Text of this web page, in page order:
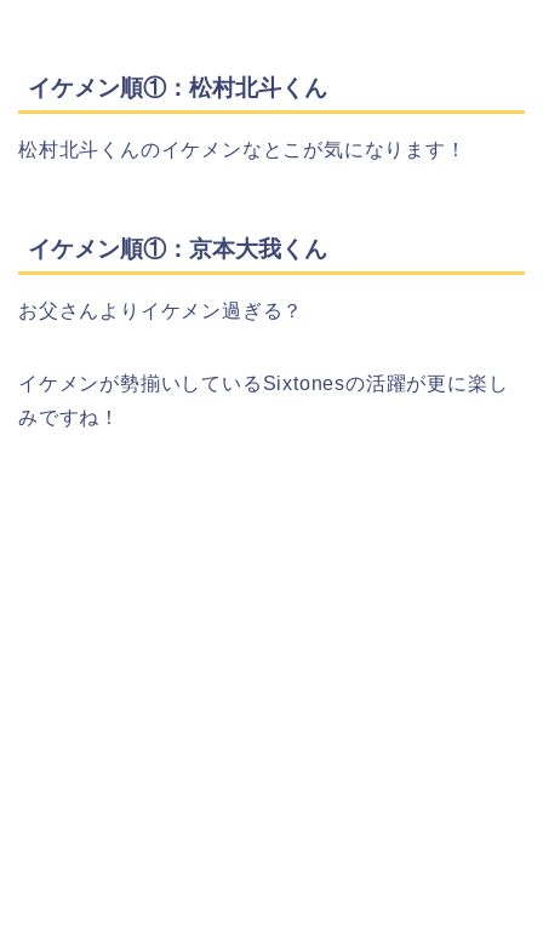
イケメン順①：松村北斗くん
松村北斗くんのイケメンなとこが気になります！
イケメン順①：京本大我くん
お父さんよりイケメン過ぎる？
イケメンが勢揃いしているSixtonesの活躍が更に楽し
みですね！